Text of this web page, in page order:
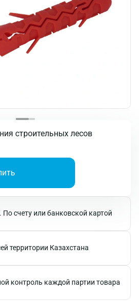
строительных лесов
По счету или банковской картой
территории Казахстана
контроль каждой партии товара